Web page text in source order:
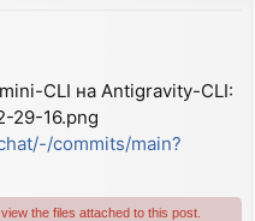
CLI на Antigravity-CLI:
29-16.png
commits/main?
the files attached to this post.